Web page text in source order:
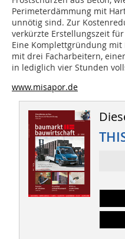
Perimeterdämmung mit
unnötig sind. Zur
verkürzte Erstellungszeit
Eine Komplettgründung mit
mit drei Facharbeitern,
in lediglich vier Stunden
www.misapor.de